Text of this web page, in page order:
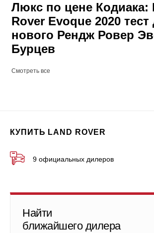
Люкс по цене Кодиака:
Rover Evoque 2020 тест
нового Рендж Ровер
Бурцев
Смотреть все
КУПИТЬ LAND ROVER
9 официальных дилеров
Найти
ближайшего дилера